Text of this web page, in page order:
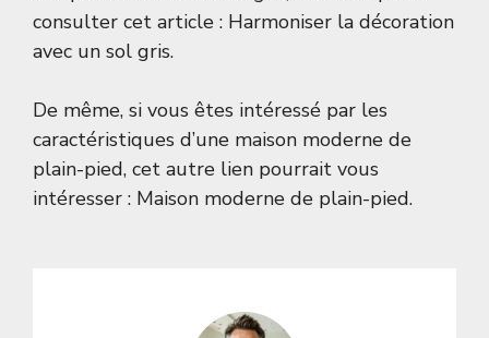
consulter cet article : Harmoniser la décoration
avec un sol gris.
De même, si vous êtes intéressé par les
caractéristiques d’une maison moderne de
plain-pied, cet autre lien pourrait vous
intéresser : Maison moderne de plain-pied.